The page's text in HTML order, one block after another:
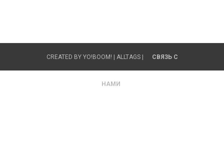
CREATED BY YO!BOOM! ALLTAGS| СВЯЗЬ С
НАМИ